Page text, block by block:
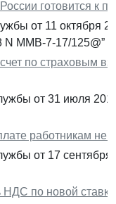
готовится к
от 11 октября
N ММВ-7-17/125@”
по страховым
от 31 июля
работникам
от 17
по новой ставке